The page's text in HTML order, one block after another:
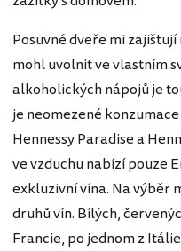
Posuvné dveře mi
mohl uvolnit ve vlastním
alkoholických nápojů je
je neomezené
Hennessy Paradise a
ve vzduchu nabízí pouze
exkluzivní vína. Na výběr
druhů vín. Bílých,
Francie, po jednom z